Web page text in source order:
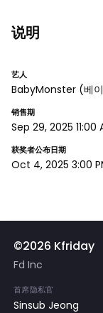
说明
艺人
BabyMonster (베
销售期
Sep 29, 2025 11:00
获奖者公布日期
Oct 4, 2025 3:00
©2026 Kfriday
Fd Inc
首席隐私官
Sinsub Jeong